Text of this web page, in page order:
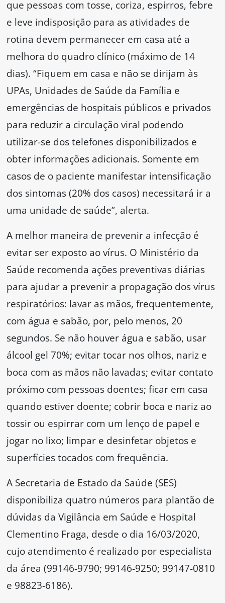
que pessoas com tosse, coriza, espirros, febre
e leve indisposição para as atividades de
rotina devem permanecer em casa até a
melhora do quadro clínico (máximo de 14
dias). “Fiquem em casa e não se dirijam às
UPAs, Unidades de Saúde da Família e
emergências de hospitais públicos e privados
para reduzir a circulação viral podendo
utilizar-se dos telefones disponibilizados e
obter informações adicionais. Somente em
casos de o paciente manifestar intensificação
dos sintomas (20% dos casos) necessitará ir a
uma unidade de saúde”, alerta.
A melhor maneira de prevenir a infecção é
evitar ser exposto ao vírus. O Ministério da
Saúde recomenda ações preventivas diárias
para ajudar a prevenir a propagação dos vírus
respiratórios: lavar as mãos, frequentemente,
com água e sabão, por, pelo menos, 20
segundos. Se não houver água e sabão, usar
álcool gel 70%; evitar tocar nos olhos, nariz e
boca com as mãos não lavadas; evitar contato
próximo com pessoas doentes; ficar em casa
quando estiver doente; cobrir boca e nariz ao
tossir ou espirrar com um lenço de papel e
jogar no lixo; limpar e desinfetar objetos e
superfícies tocados com frequência.
A Secretaria de Estado da Saúde (SES)
disponibiliza quatro números para plantão de
dúvidas da Vigilância em Saúde e Hospital
Clementino Fraga, desde o dia 16/03/2020,
cujo atendimento é realizado por especialista
da área (99146-9790; 99146-9250; 99147-0810
e 98823-6186).